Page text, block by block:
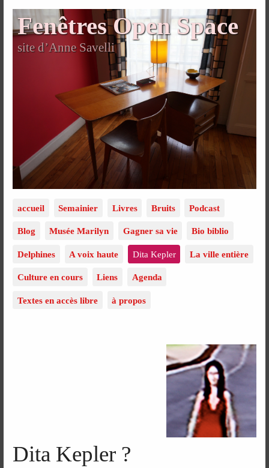
Fenêtres Open Space
site d’Anne Savelli
accueil Semainier Livres Bruits Podcast
Blog Musée Marilyn Gagner sa vie Bio biblio
Delphines A voix haute Dita Kepler La ville entière
Culture en cours Liens Agenda
Textes en accès libre à propos
Dita Kepler ?